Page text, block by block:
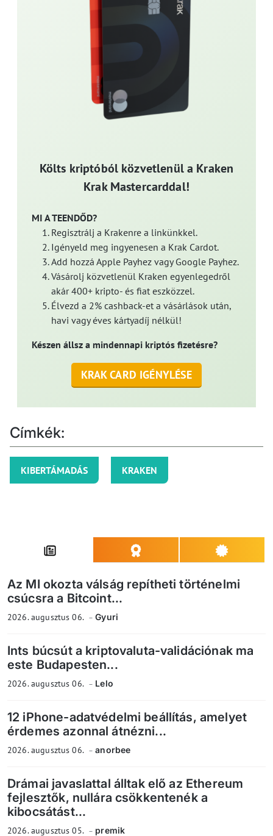
Költs kriptóból közvetlenül a Kraken
Krak Mastercarddal!
MI A TEENDŐD?
Regisztrálj a Krakenre a linkünkkel.
Igényeld meg ingyenesen a Krak Cardot.
Add hozzá Apple Payhez vagy Google Payhez.
Vásárolj közvetlenül Kraken egyenlegedről
akár 400+ kripto- és fiat eszközzel.
Élvezd a 2% cashback-et a vásárlások után,
havi vagy éves kártyadíj nélkül!
Készen állsz a mindennapi kriptós fizetésre?
KRAK CARD IGÉNYLÉSE
Címkék:
KIBERTÁMADÁS KRAKEN
Az MI okozta válság repítheti történelmi
csúcsra a Bitcoint...
2026. augusztus 06. Gyuri
Ints búcsút a kriptovaluta-validációnak ma
este Budapesten...
2026. augusztus 06. Lelo
12 iPhone-adatvédelmi beállítás, amelyet
érdemes azonnal átnézni...
2026. augusztus 06. anorbee
Drámai javaslattal álltak elő az Ethereum
fejlesztők, nullára csökkentenék a
kibocsátást...
2026. augusztus 05. premik